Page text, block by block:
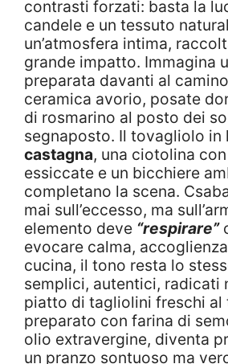
contrasti forzati: basta la
candele e un tessuto
un’atmosfera intima,
grande impatto. Immagina
preparata davanti al
ceramica avorio, posate
di rosmarino al posto dei
segnaposto. Il tovagliolo in
castagna, una ciotolina
essiccate e un bicchiere
completano la scena.
mai sull’eccesso, ma
elemento deve “respirare”
evocare calma,
cucina, il tono resta lo
semplici, autentici, radicati
piatto di tagliolini freschi al
preparato con farina di
olio extravergine, diventa
un pranzo sontuoso ma